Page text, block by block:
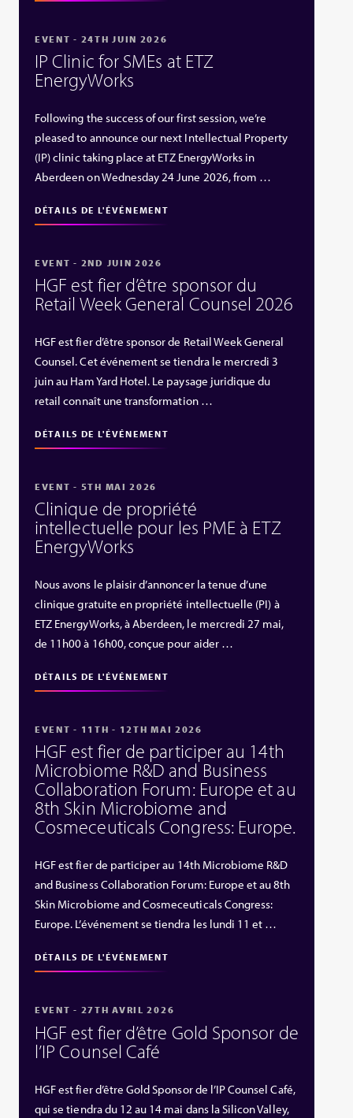
EVENT - 24TH JUIN 2026
IP Clinic for SMEs at ETZ
EnergyWorks
Following the success of our first session, we’re
pleased to announce our next Intellectual Property
(IP) clinic taking place at ETZ EnergyWorks in
Aberdeen on Wednesday 24 June 2026, from …
DÉTAILS DE L'ÉVÉNEMENT
EVENT - 2ND JUIN 2026
HGF est fier d’être sponsor du
Retail Week General Counsel 2026
HGF est fier d’être sponsor de Retail Week General
Counsel. Cet événement se tiendra le mercredi 3
juin au Ham Yard Hotel. Le paysage juridique du
retail connaît une transformation …
DÉTAILS DE L'ÉVÉNEMENT
EVENT - 5TH MAI 2026
Clinique de propriété
intellectuelle pour les PME à ETZ
EnergyWorks
Nous avons le plaisir d’annoncer la tenue d’une
clinique gratuite en propriété intellectuelle (PI) à
ETZ EnergyWorks, à Aberdeen, le mercredi 27 mai,
de 11h00 à 16h00, conçue pour aider …
DÉTAILS DE L'ÉVÉNEMENT
EVENT - 11TH - 12TH MAI 2026
HGF est fier de participer au 14th
Microbiome R&D and Business
Collaboration Forum: Europe et au
8th Skin Microbiome and
Cosmeceuticals Congress: Europe.
HGF est fier de participer au 14th Microbiome R&D
and Business Collaboration Forum: Europe et au 8th
Skin Microbiome and Cosmeceuticals Congress:
Europe. L’événement se tiendra les lundi 11 et …
DÉTAILS DE L'ÉVÉNEMENT
EVENT - 27TH AVRIL 2026
HGF est fier d’être Gold Sponsor de
l’IP Counsel Café
HGF est fier d’être Gold Sponsor de l’IP Counsel Café,
qui se tiendra du 12 au 14 mai dans la Silicon Valley,